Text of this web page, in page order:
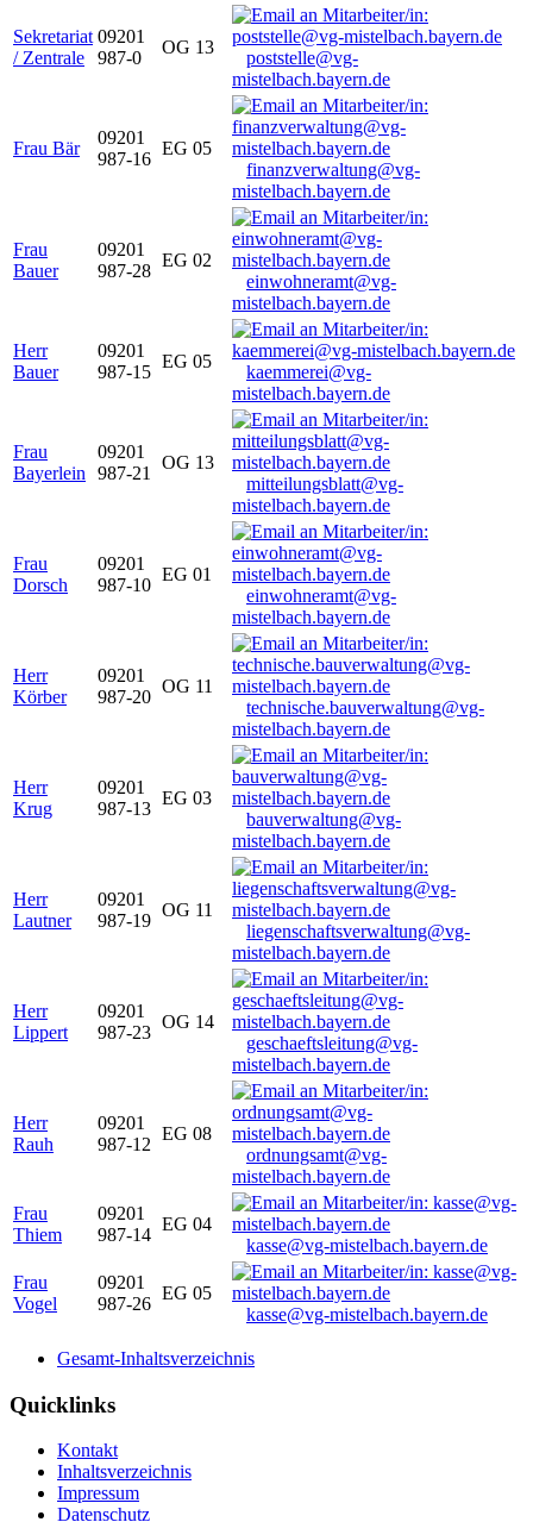
Sekretariat
/ Zentrale
09201
987-0
OG 13
poststelle@vg-
mistelbach.bayern.de
Frau Bär
09201
987-16
EG 05
finanzverwaltung@vg-
mistelbach.bayern.de
Frau
Bauer
09201
987-28
EG 02
einwohneramt@vg-
mistelbach.bayern.de
Herr
Bauer
09201
987-15
EG 05
kaemmerei@vg-
mistelbach.bayern.de
Frau
Bayerlein
09201
987-21
OG 13
mitteilungsblatt@vg-
mistelbach.bayern.de
Frau
Dorsch
09201
987-10
EG 01
einwohneramt@vg-
mistelbach.bayern.de
Herr
Körber
09201
987-20
OG 11
technische.bauverwaltung@vg-
mistelbach.bayern.de
Herr
Krug
09201
987-13
EG 03
bauverwaltung@vg-
mistelbach.bayern.de
Herr
Lautner
09201
987-19
OG 11
liegenschaftsverwaltung@vg-
mistelbach.bayern.de
Herr
Lippert
09201
987-23
OG 14
geschaeftsleitung@vg-
mistelbach.bayern.de
Herr
Rauh
09201
987-12
EG 08
ordnungsamt@vg-
mistelbach.bayern.de
Frau
Thiem
09201
987-14
EG 04
kasse@vg-mistelbach.bayern.de
Frau
Vogel
09201
987-26
EG 05
kasse@vg-mistelbach.bayern.de
Gesamt-Inhaltsverzeichnis
Quicklinks
Kontakt
Inhaltsverzeichnis
Impressum
Datenschutz